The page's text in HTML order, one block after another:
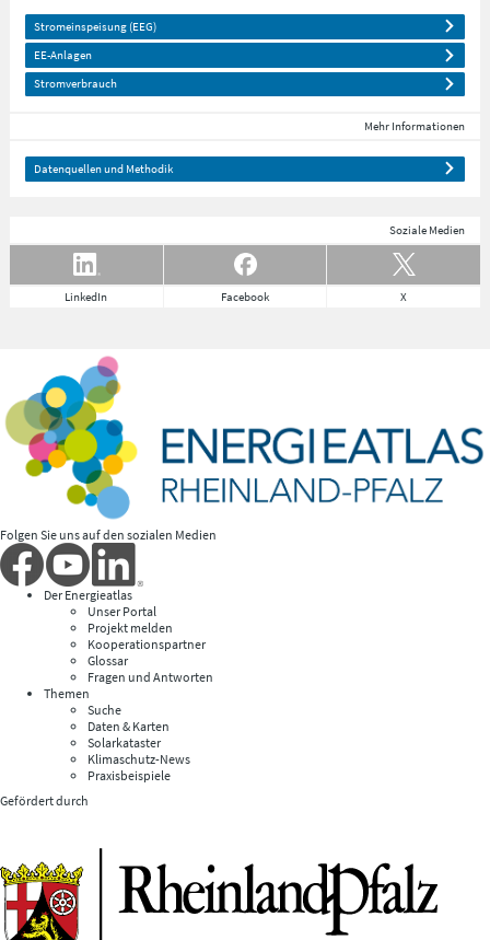
Stromeinspeisung (EEG)
EE-Anlagen
Stromverbrauch
Mehr Informationen
Datenquellen und Methodik
Soziale Medien
LinkedIn Facebook X
Folgen Sie uns auf den sozialen Medien
Der Energieatlas
Unser Portal
Projekt melden
Kooperationspartner
Glossar
Fragen und Antworten
Themen
Suche
Daten & Karten
Solarkataster
Klimaschutz-News
Praxisbeispiele
Gefördert durch